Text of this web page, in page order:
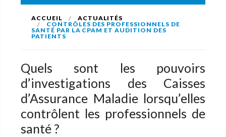
ACCUEIL
ACTUALITÉS
CONTRÔLES DES PROFESSIONNELS DE
SANTÉ PAR LA CPAM ET AUDITION DES
PATIENTS
Quels sont les pouvoirs
d’investigations des Caisses
d’Assurance Maladie lorsqu’elles
contrôlent les professionnels de
santé ?